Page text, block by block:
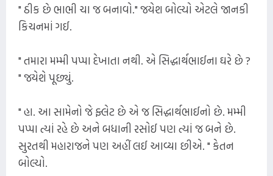
" ઠીક છે ભાભી ચા જ બનાવો." જયેશ બોલ્યો એટલે જાનકી
કિચનમાં ગઈ.
" તમારા મમ્મી પપ્પા દેખાતા નથી. એ સિદ્ધાર્થભાઈના ઘરે છે ?
" જયેશે પૂછ્યું.
" હા. આ સામેનો જે ફ્લેટ છે એ જ સિદ્ધાર્થભાઈનો છે. મમ્મી
પપ્પા ત્યાં રહે છે અને બધાની રસોઈ પણ ત્યાં જ બને છે.
સુરતથી મહારાજને પણ અહીં લઈ આવ્યા છીએ. " કેતન
બોલ્યો.